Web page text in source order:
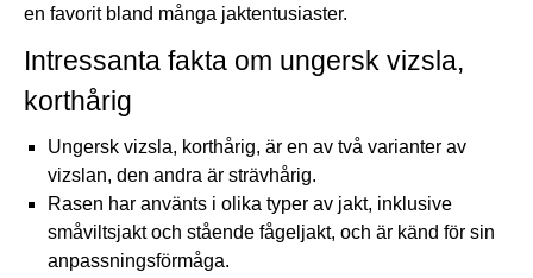
en favorit bland många jaktentusiaster.
Intressanta fakta om ungersk vizsla,
korthårig
Ungersk vizsla, korthårig, är en av två varianter av
vizslan, den andra är strävhårig.
Rasen har använts i olika typer av jakt, inklusive
småviltsjakt och stående fågeljakt, och är känd för sin
anpassningsförmåga.